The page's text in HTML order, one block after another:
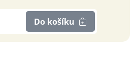
Do košíku